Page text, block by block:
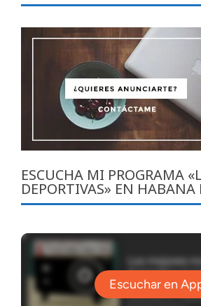
ESCUCHA MI PROGRAMA
DEPORTIVAS» EN HABANA